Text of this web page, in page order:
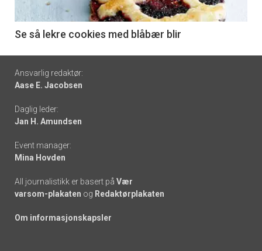
6
Se så lekre cookies med blåbær blir
Footer
-
links
Ansvarlig redaktør:
Aase E. Jacobsen
Daglig leder:
Jan H. Amundsen
Event manager:
Mina Hovden
All journalistikk er basert på Vær
varsom-plakaten og Redaktørplakaten
Om informasjonskapsler